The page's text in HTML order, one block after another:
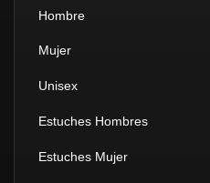
Hombre
Mujer
Unisex
Estuches Hombres
Estuches Mujer